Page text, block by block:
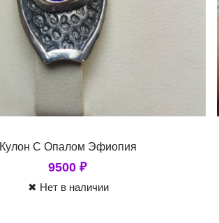
Кулон С Опалом Эфиопия
9500₽
✖ Нет в наличии